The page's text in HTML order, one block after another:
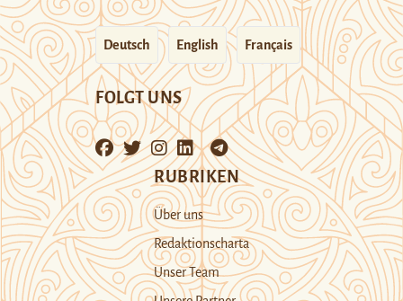
Deutsch English Français
FOLGT UNS
RUBRIKEN
Über uns
Redaktionscharta
Unser Team